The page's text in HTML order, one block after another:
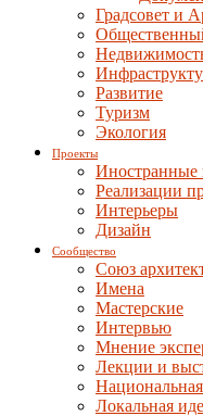
Градсовет и
Развитие
Туризм
Экология
Проекты
Иностранные
Реализации
Интерьеры
Дизайн
Сообщество
Союз
Имена
Мастерские
Интервью
Мнение
Лекции и
Локальная